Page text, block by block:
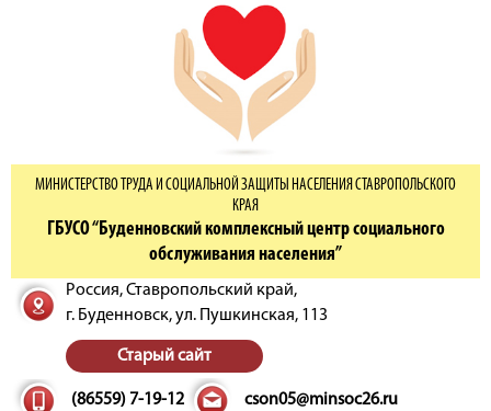
МИНИСТЕРСТВО ТРУДА И СОЦИАЛЬНОЙ ЗАЩИТЫ НАСЕЛЕНИЯ СТАВРОПОЛЬСКОГО
КРАЯ
ГБУСО “Буденновский комплексный центр социального
обслуживания населения”
Россия, Ставропольский край,
г. Буденновск,ул. Пушкинская, 113
Старый сайт
(86559) 7-19-12 cson05@minsoc26.ru